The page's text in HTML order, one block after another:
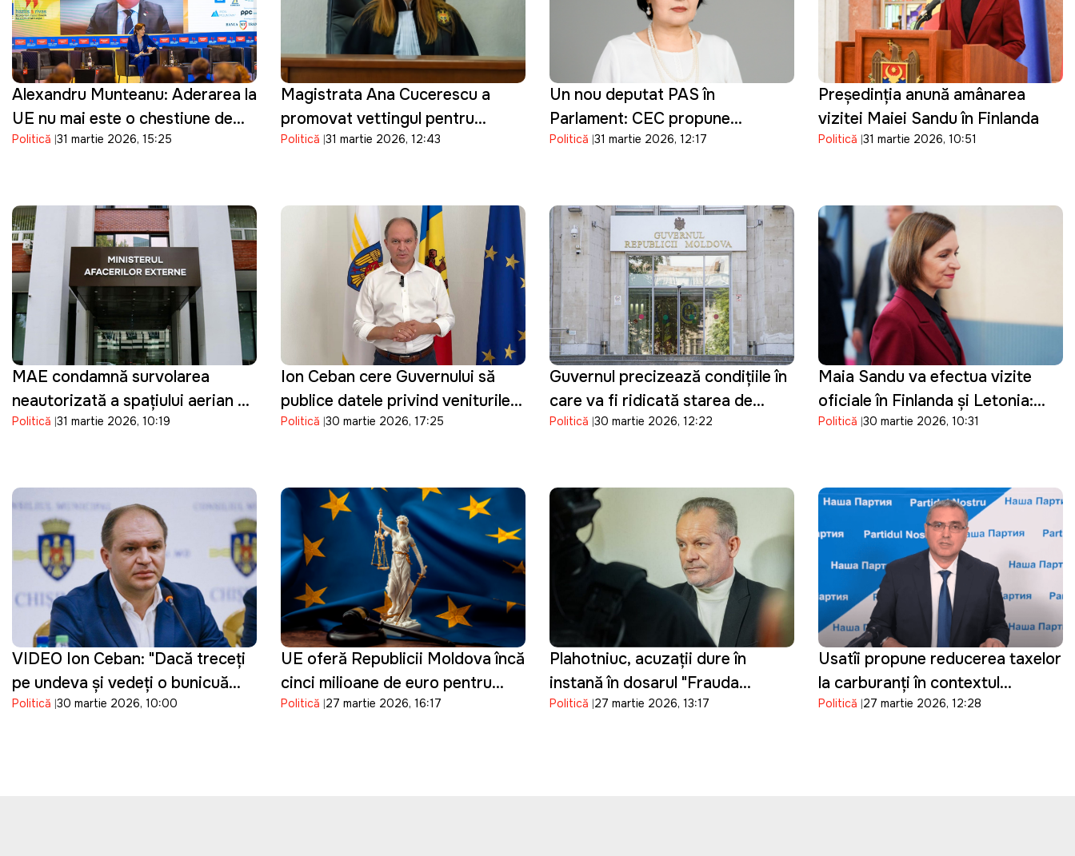
Alexandru Munteanu: Aderarea la
UE nu mai este o chestiune de
"dacă", ci de "cât de repede"
Politică 31 martie 2026, 15:25
Magistrata Ana Cucerescu a
promovat vettingul pentru
funcția de judecător la CSJ
Politică 31 martie 2026, 12:43
Un nou deputat PAS în
Parlament: CEC propune
validarea mandatului Silviei
Politică 31 martie 2026, 12:17
Președinția anunță amânarea
vizitei Maiei Sandu în Finlanda
Politică 31 martie 2026, 10:51
MAE condamnă survolarea
neautorizată a spațiului aerian al
Republicii Moldova de o dronă
Politică 31 martie 2026, 10:19
Ion Ceban cere Guvernului să
publice datele privind veniturile
suplimentare din majorarea
Politică 30 martie 2026, 17:25
Guvernul precizează condițiile în
care va fi ridicată starea de
urgență din sectorul energetic
Politică 30 martie 2026, 12:22
Maia Sandu va efectua vizite
oficiale în Finlanda și Letonia:
Discuțiile vor viza parcursul
Politică 30 martie 2026, 10:31
VIDEO Ion Ceban: "Dacă treceți
pe undeva și vedeți o bunicuță
care vinde flori de sezon,
Politică 30 martie 2026, 10:00
UE oferă Republicii Moldova încă
cinci milioane de euro pentru
reforma justiției și consolidarea
Politică 27 martie 2026, 16:17
Plahotniuc, acuzații dure în
instanță în dosarul "Frauda
bancară": "Procurorii au
Politică 27 martie 2026, 13:17
Usatîi propune reducerea taxelor
la carburanți în contextul
scumpirilor:"Statul câștigă,
Politică 27 martie 2026, 12:28